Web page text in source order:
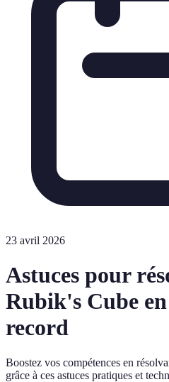
23 avril 2026
Astuces pour
Rubik's Cube
record
Boostez vos compétences en
grâce à ces astuces pratiques et